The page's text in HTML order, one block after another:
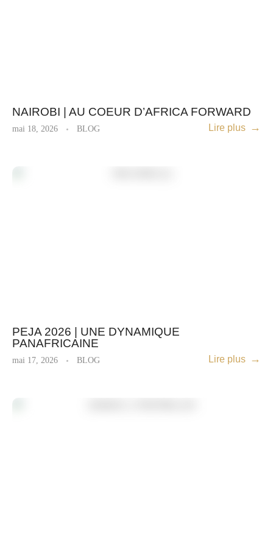
NAIROBI | AU COEUR D’AFRICA FORWARD
mai 18, 2026 BLOG Lire plus
PEJA 2026 | UNE DYNAMIQUE
PANAFRICAINE
mai 17, 2026 BLOG Lire plus